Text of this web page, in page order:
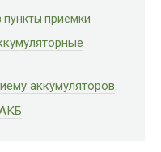
пункты приемки
аккумуляторов